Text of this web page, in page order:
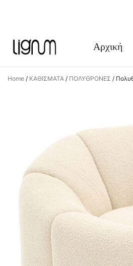
Αρχική
Home / ΚΑΘΙΣΜΑΤΑ / ΠΟΛΥΘΡΟΝΕΣ /